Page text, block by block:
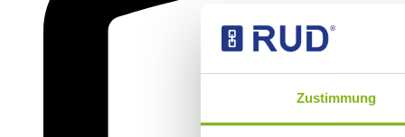
Zustimmung